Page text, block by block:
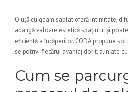
O ușă cu geam sablat oferă intimitate,
adaugă valoare estetică spațiului și
eficientă a încăperilor. CODA propune
se potrivi fiecărui avantaj dorit, aliniate
Cum se